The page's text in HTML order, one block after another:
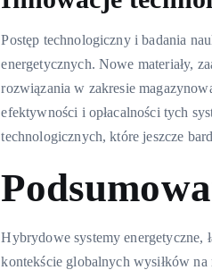
Postęp technologiczny i badania
energetycznych. Nowe materiały,
rozwiązania w zakresie
efektywności i opłacalności tych
technologicznych, które jeszcze
Hybrydowe systemy energetyczne,
kontekście globalnych wysiłków